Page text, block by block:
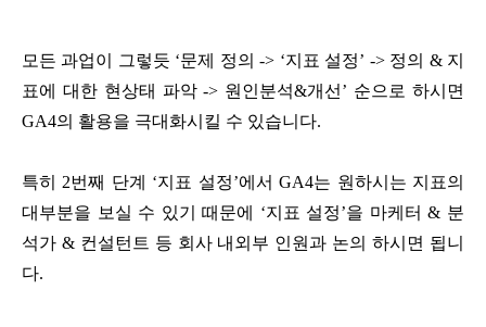
모든 과업이 그렇듯 ‘문제 정의 -> ‘지표 설정’ -> 정의 & 지
표에 대한 현상태 파악 -> 원인분석&개선’ 순으로 하시면
GA4의 활용을 극대화시킬 수 있습니다.
특히 2번째 단계 ‘지표 설정’에서 GA4는 원하시는 지표의
대부분을 보실 수 있기 때문에 ‘지표 설정’을 마케터 & 분
석가 & 컨설턴트 등 회사 내외부 인원과 논의 하시면 됩니
다.